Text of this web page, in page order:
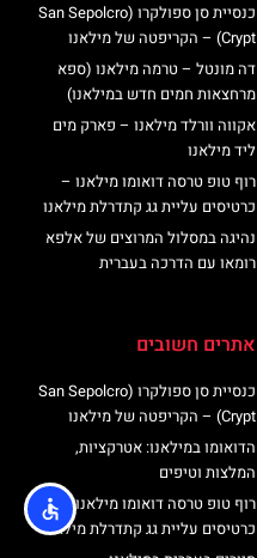
כנסיית סן ספולקרו (San Sepolcro
Crypt) – הקריפטה של מילאנו
דה מונטל – טרמה מילאנו (ספא
מרחצאות חמים חדש במילאנו)
אקווה וורלד מילאנו – פארק מים
ליד מילאנו
רוף טופ טרסה דואומו מילאנו –
כרטיסים עליית גג קתדרלת מילאנו
נהיגה במסלול המרוצים של אלפא
רומאו עם הדרכה בעברית
אתרים חשובים
כנסיית סן ספולקרו (San Sepolcro
Crypt) – הקריפטה של מילאנו
הדואומו במילאנו: אטרקציות,
המלצות וטיפים
רוף טופ טרסה דואומו מילאנו –
כרטיסים עליית גג קתדרלת מילאנו